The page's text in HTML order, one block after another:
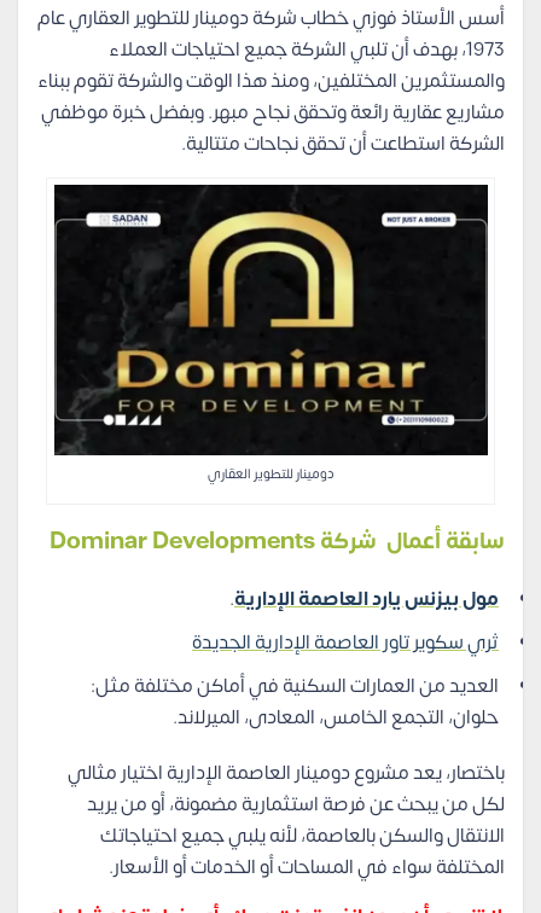
أسس الأستاذ فوزي خطاب شركة دومينار للتطوير العقاري عام
1973، بهدف أن تلبي الشركة جميع احتياجات العملاء
والمستثمرين المختلفين، ومنذ هذا الوقت والشركة تقوم ببناء
مشاريع عقارية رائعة وتحقق نجاح مبهر. وبفضل خبرة موظفي
الشركة استطاعت أن تحقق نجاحات متتالية.
دومينار للتطوير العقاري
سابقة أعمال شركة Dominar Developments
مول بيزنس يارد العاصمة الإدارية.
ثري سكوير تاور العاصمة الإدارية الجديدة
العديد من العمارات السكنية في أماكن مختلفة مثل:
حلوان، التجمع الخامس، المعادى، الميرلاند.
باختصار، يعد مشروع دومينار العاصمة الإدارية اختيار مثالي
لكل من يبحث عن فرصة استثمارية مضمونة، أو من يريد
الانتقال والسكن بالعاصمة، لأنه يلبي جميع احتياجاتك
المختلفة سواء في المساحات أو الخدمات أو الأسعار.